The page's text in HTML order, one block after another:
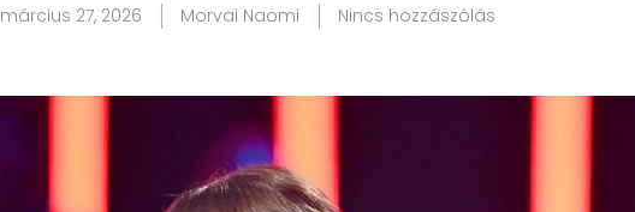
március 27, 2026 Morvai Naomi Nincs hozzászólás